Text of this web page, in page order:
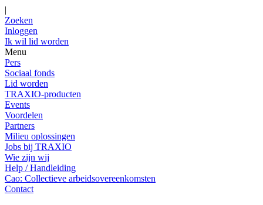
|
Zoeken
Inloggen
Ik wil lid worden
Menu
Pers
Sociaal fonds
Lid worden
TRAXIO-producten
Events
Voordelen
Partners
Milieu oplossingen
Jobs bij TRAXIO
Wie zijn wij
Help / Handleiding
Cao: Collectieve arbeidsovereenkomsten
Contact